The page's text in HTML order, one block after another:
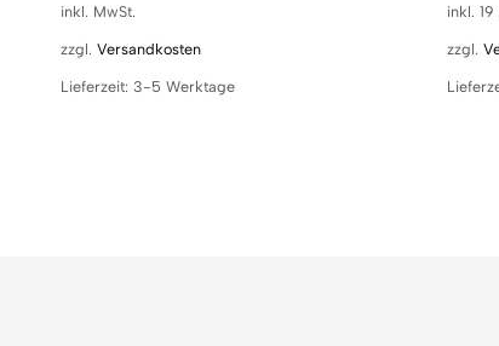
inkl. MwSt.
zzgl. Versandkosten
Lieferzeit: 3-5 Werktage
inkl. 19
zzgl.